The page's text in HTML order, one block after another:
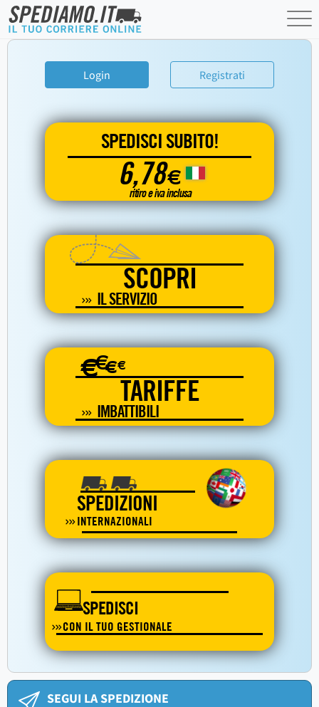
Login Registrati
SPEDISCI SUBITO!
6,78€
ritiro e iva inclusa
SCOPRI
IL SERVIZIO
€€€€
TARIFFE
IMBATTIBILI
SPEDIZIONI
INTERNAZIONALI
SPEDISCI
CON IL TUO GESTIONALE
SEGUI LA SPEDIZIONE